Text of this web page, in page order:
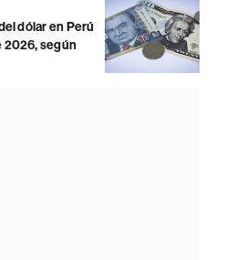
dólar en Perú
2026, según